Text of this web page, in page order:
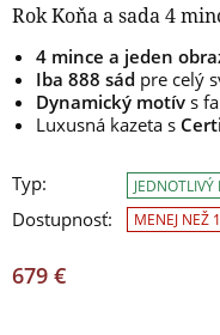
Rok Koňa a sada 4
4 mince a jeden
Iba 888 sád pre celý
Dynamický motív s
Luxusná kazeta s
Typ:
Dostupnosť:
MENEJ NEŽ
679 €